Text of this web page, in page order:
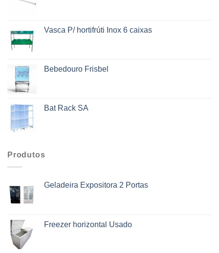
Vasca P/ hortifrúti Inox 6 caixas
Bebedouro Frisbel
Bat Rack SA
Produtos
Geladeira Expositora 2 Portas
Freezer horizontal Usado